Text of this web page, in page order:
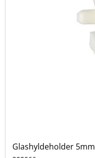
Glashyldeholder